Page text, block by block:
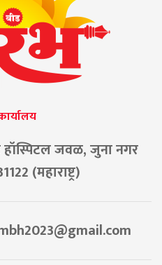
हॉस्पिटल जवळ, जुना नगर
(महाराष्ट्र)